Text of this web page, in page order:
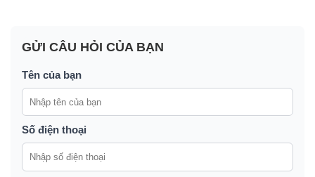
GỬI CÂU HỎI CỦA BẠN
Tên của bạn
Số điện thoại